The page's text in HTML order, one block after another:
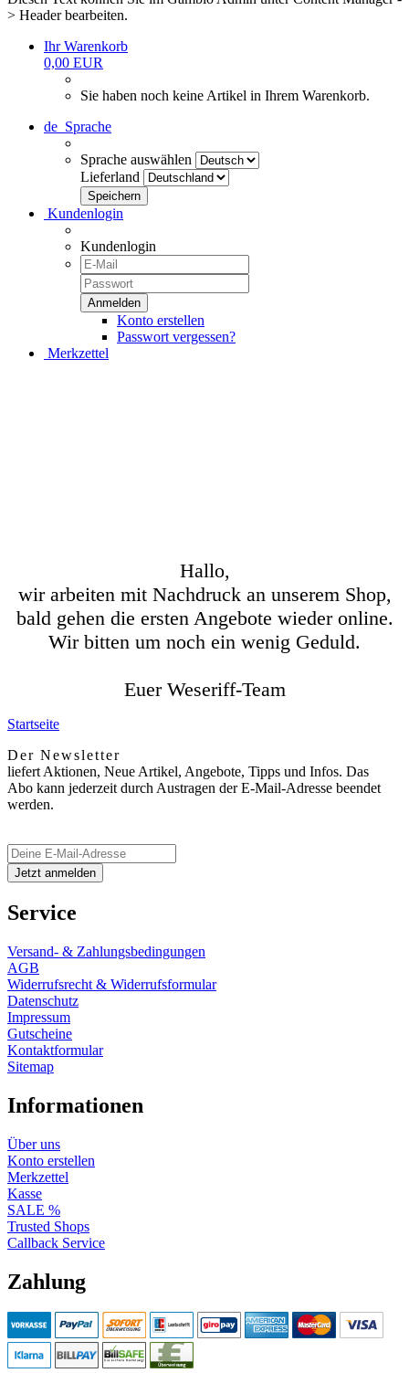
> Header bearbeiten.
Ihr Warenkorb
0,00 EUR
Sie haben noch keine Artikel in Ihrem Warenkorb.
de Sprache
Sprache auswählen
Lieferland
Kundenlogin
Kundenlogin
Konto erstellen
Passwort vergessen?
Merkzettel
Hallo,
wir arbeiten mit Nachdruck an unserem Shop,
bald gehen die ersten Angebote wieder online.
Wir bitten um noch ein wenig Geduld.
Euer Weseriff-Team
Startseite
Der Newsletter
liefert Aktionen, Neue Artikel, Angebote, Tipps und Infos. Das
Abo kann jederzeit durch Austragen der E-Mail-Adresse beendet
werden.
Service
Versand- & Zahlungsbedingungen
AGB
Widerrufsrecht & Widerrufsformular
Datenschutz
Impressum
Gutscheine
Kontaktformular
Sitemap
Informationen
Über uns
Konto erstellen
Merkzettel
Kasse
SALE %
Trusted Shops
Callback Service
Zahlung